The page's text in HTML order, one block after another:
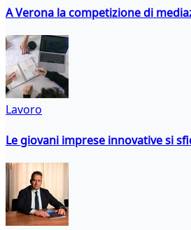
A Verona la competizione di
Lavoro
Le giovani imprese innovative si